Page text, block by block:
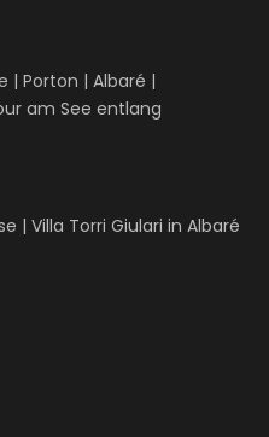
| Porton | Albaré |
am See entlang
| Villa Torri Giulari in Albaré